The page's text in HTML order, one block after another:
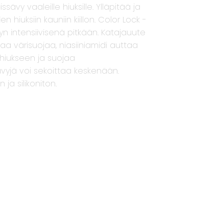
vaaleille hiuksille. Ylläpitää ja
hiuksiin kauniin kiillon. Color Lock -
intensiivisenä pitkään. Katajauute
värisuojaa, niasiiniamidi auttaa
ja suojaa
voi sekoittaa keskenään.
ja silikoniton.